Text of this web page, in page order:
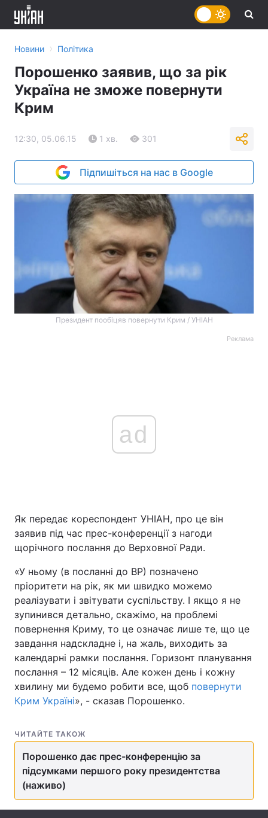
Головна Війна
Україна Політика
Економіка Світ
Спорт Наука
Техно і зв'язок Лайт
Здоров'я Туризм
Цікавинки Погода
Екологія Регіони
Новини › Політика
Порошенко заявив, що за рік
Україна не зможе повернути
Крим
12:30, 05.06.15 1 хв. 301
Підпишіться на нас в Google
Президент пообіцяв повернути Крим / УНІАН
Реклама
ad
Як передає кореспондент УНІАН, про це він
заявив під час прес-конференції з нагоди
щорічного послання до Верховної Ради.
«У ньому (в посланні до ВР) позначено
пріоритети на рік, як ми швидко можемо
реалізувати і звітувати суспільству. І якщо я не
зупинився детально, скажімо, на проблемі
повернення Криму, то це означає лише те, що це
завдання надскладне і, на жаль, виходить за
календарні рамки послання. Горизонт планування
послання – 12 місяців. Але кожен день і кожну
хвилину ми будемо робити все, щоб повернути
Крим Україні», - сказав Порошенко.
ЧИТАЙТЕ ТАКОЖ
Порошенко дає прес-конференцію за
підсумками першого року президентства
(наживо)